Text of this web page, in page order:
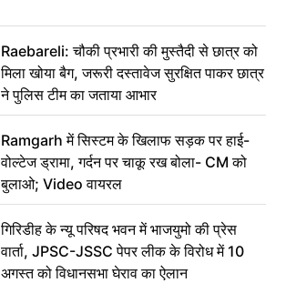
Raebareli: चौकी प्रभारी की मुस्तैदी से छात्र को
मिला खोया बैग, जरूरी दस्तावेज सुरक्षित पाकर छात्र
ने पुलिस टीम का जताया आभार
Ramgarh में सिस्टम के खिलाफ सड़क पर हाई-
वोल्टेज ड्रामा, गर्दन पर चाकू रख बोला- CM को
बुलाओ; Video वायरल
गिरिडीह के न्यू परिषद भवन में भाजयुमो की प्रेस
वार्ता, JPSC-JSSC पेपर लीक के विरोध में 10
अगस्त को विधानसभा घेराव का ऐलान